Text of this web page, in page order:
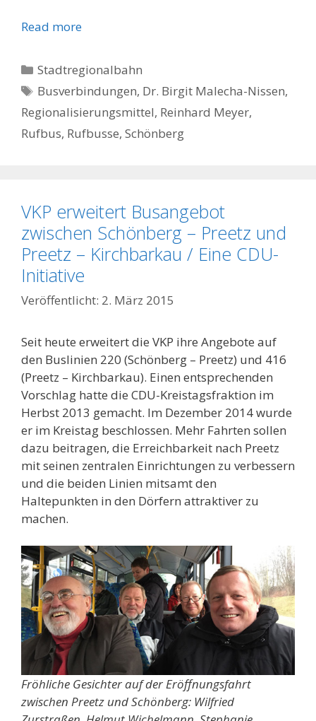
Read more
Kategorien
Stadtregionalbahn
Schlagwörter
Busverbindungen, Dr. Birgit Malecha-Nissen,
Regionalisierungsmittel, Reinhard Meyer,
Rufbus, Rufbusse, Schönberg
VKP erweitert Busangebot
zwischen Schönberg – Preetz und
Preetz – Kirchbarkau / Eine CDU-
Initiative
2. März 2015
Seit heute erweitert die VKP ihre Angebote auf
den Buslinien 220 (Schönberg – Preetz) und 416
(Preetz – Kirchbarkau). Einen entsprechenden
Vorschlag hatte die CDU-Kreistagsfraktion im
Herbst 2013 gemacht. Im Dezember 2014 wurde
er im Kreistag beschlossen. Mehr Fahrten sollen
dazu beitragen, die Erreichbarkeit nach Preetz
mit seinen zentralen Einrichtungen zu verbessern
und die beiden Linien mitsamt den
Haltepunkten in den Dörfern attraktiver zu
machen.
Fröhliche Gesichter auf der Eröffnungsfahrt
zwischen Preetz und Schönberg: Wilfried